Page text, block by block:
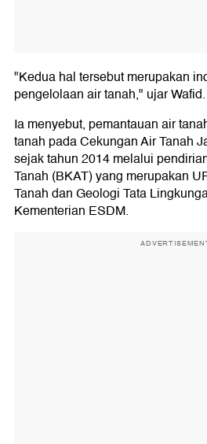
"Kedua hal tersebut merupakan
pengelolaan air tanah," ujar Wafid.
Ia menyebut, pemantauan air
tanah pada Cekungan Air Tanah
sejak tahun 2014 melalui
Tanah (BKAT) yang merupakan
Tanah dan Geologi Tata
Kementerian ESDM.